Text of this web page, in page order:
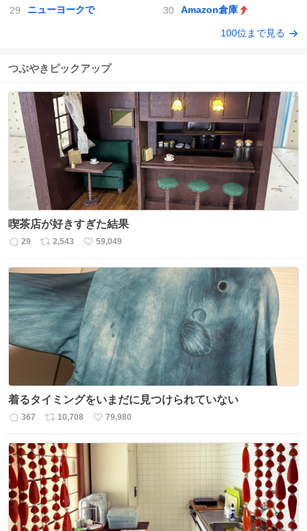
ニューヨークで Amazon倉庫
100位まで見る
つぶやきピックアップ
喫茶店が好きすぎた結果
返
数
29
リ
ス
ト
数
2,543
い
ね
数
59,049
着るタイミングをいまだに見つけられていない
返
数
367
リ
ス
ト
数
10,708
い
79,980